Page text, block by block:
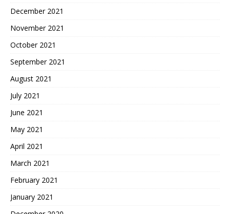
December 2021
November 2021
October 2021
September 2021
August 2021
July 2021
June 2021
May 2021
April 2021
March 2021
February 2021
January 2021